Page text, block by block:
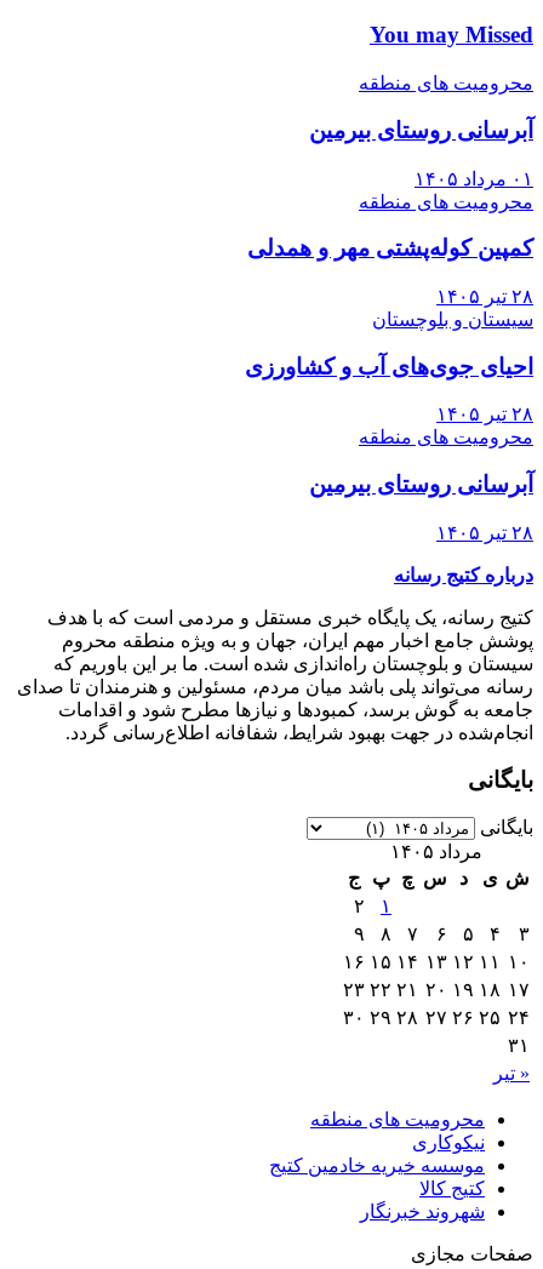
You may Missed
محرومیت های منطقه
آبرسانی روستای بیرمین
۰۱ مرداد ۱۴۰۵
محرومیت های منطقه
کمپین کوله‌پشتی مهر و همدلی
۲۸ تیر ۱۴۰۵
سیستان و بلوچستان
احیای جوی‌های آب و کشاورزی
۲۸ تیر ۱۴۰۵
محرومیت های منطقه
آبرسانی روستای بیرمین
۲۸ تیر ۱۴۰۵
درباره کتیج رسانه
کتیج رسانه، یک پایگاه خبری مستقل و مردمی است که با هدف
پوشش جامع اخبار مهم ایران، جهان و به ویژه منطقه محروم
سیستان و بلوچستان راه‌اندازی شده است. ما بر این باوریم که
رسانه می‌تواند پلی باشد میان مردم، مسئولین و هنرمندان تا صدای
جامعه به گوش برسد، کمبودها و نیازها مطرح شود و اقدامات
انجام‌شده در جهت بهبود شرایط، شفافانه اطلاع‌رسانی گردد.
بایگانی
بایگانی
مرداد ۱۴۰۵
ش ی د س چ پ ج
« تیر
۱
۲
۳
۴ ۵ ۶ ۷ ۸
۹
۱۰
۱۱ ۱۲ ۱۳ ۱۴ ۱۵ ۱۶
۱۷ ۱۸ ۱۹ ۲۰ ۲۱ ۲۲ ۲۳
۲۴ ۲۵ ۲۶ ۲۷ ۲۸ ۲۹ ۳۰
۳۱
محرومیت های منطقه
نیکوکاری
موسسه خیریه خادمین کتیج
کتیج کالا
شهروند خبرنگار
صفحات مجازی